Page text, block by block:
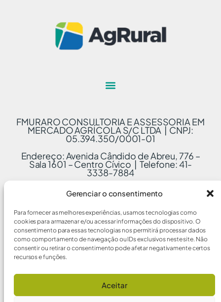
Gerenciar o consentimento
Para fornecer as melhores experiências, usamos tecnologias como
cookies para armazenar e/ou acessar informações do dispositivo. O
consentimento para essas tecnologias nos permitirá processar dados
como comportamento de navegação ou IDs exclusivos neste site. Não
consentir ou retirar o consentimento pode afetar negativamente certos
recursos e funções.
Aceitar
FMURARO CONSULTORIA E ASSESSORIA EM
MERCADO AGRÍCOLA S/C LTDA | CNPJ:
05.394.350/0001-01
Endereço: Avenida Cândido de Abreu, 776 –
Sala 1601 – Centro Cívico | Telefone: 41-
3338-7884